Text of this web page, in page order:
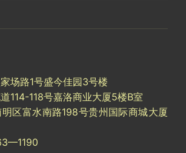
场路1号盛今佳园3号楼
114-118号嘉洛商业大厦5楼B室
区富水南路198号贵州国际商城大厦